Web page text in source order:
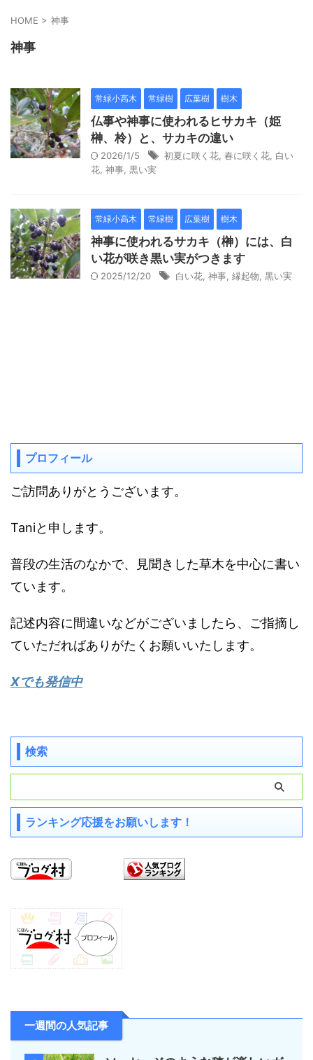
HOME > 神事
神事
常緑小高木 常緑樹 広葉樹 樹木
仏事や神事に使われるヒサカキ（姫
榊、柃）と、サカキの違い
2026/1/5 初夏に咲く花 春に咲く花 白い
花 神事 黒い実
常緑小高木 常緑樹 広葉樹 樹木
神事に使われるサカキ（榊）には、白
い花が咲き黒い実がつきます
2025/12/20 白い花 神事 縁起物 黒い実
プロフィール
ご訪問ありがとうございます。
Taniと申します。
普段の生活のなかで、見聞きした草木を中心に書い
ています。
記述内容に間違いなどがございましたら、ご指摘し
ていただればありがたくお願いいたします。
Xでも発信中
検索
ランキング応援をお願いします！
一週間の人気記事